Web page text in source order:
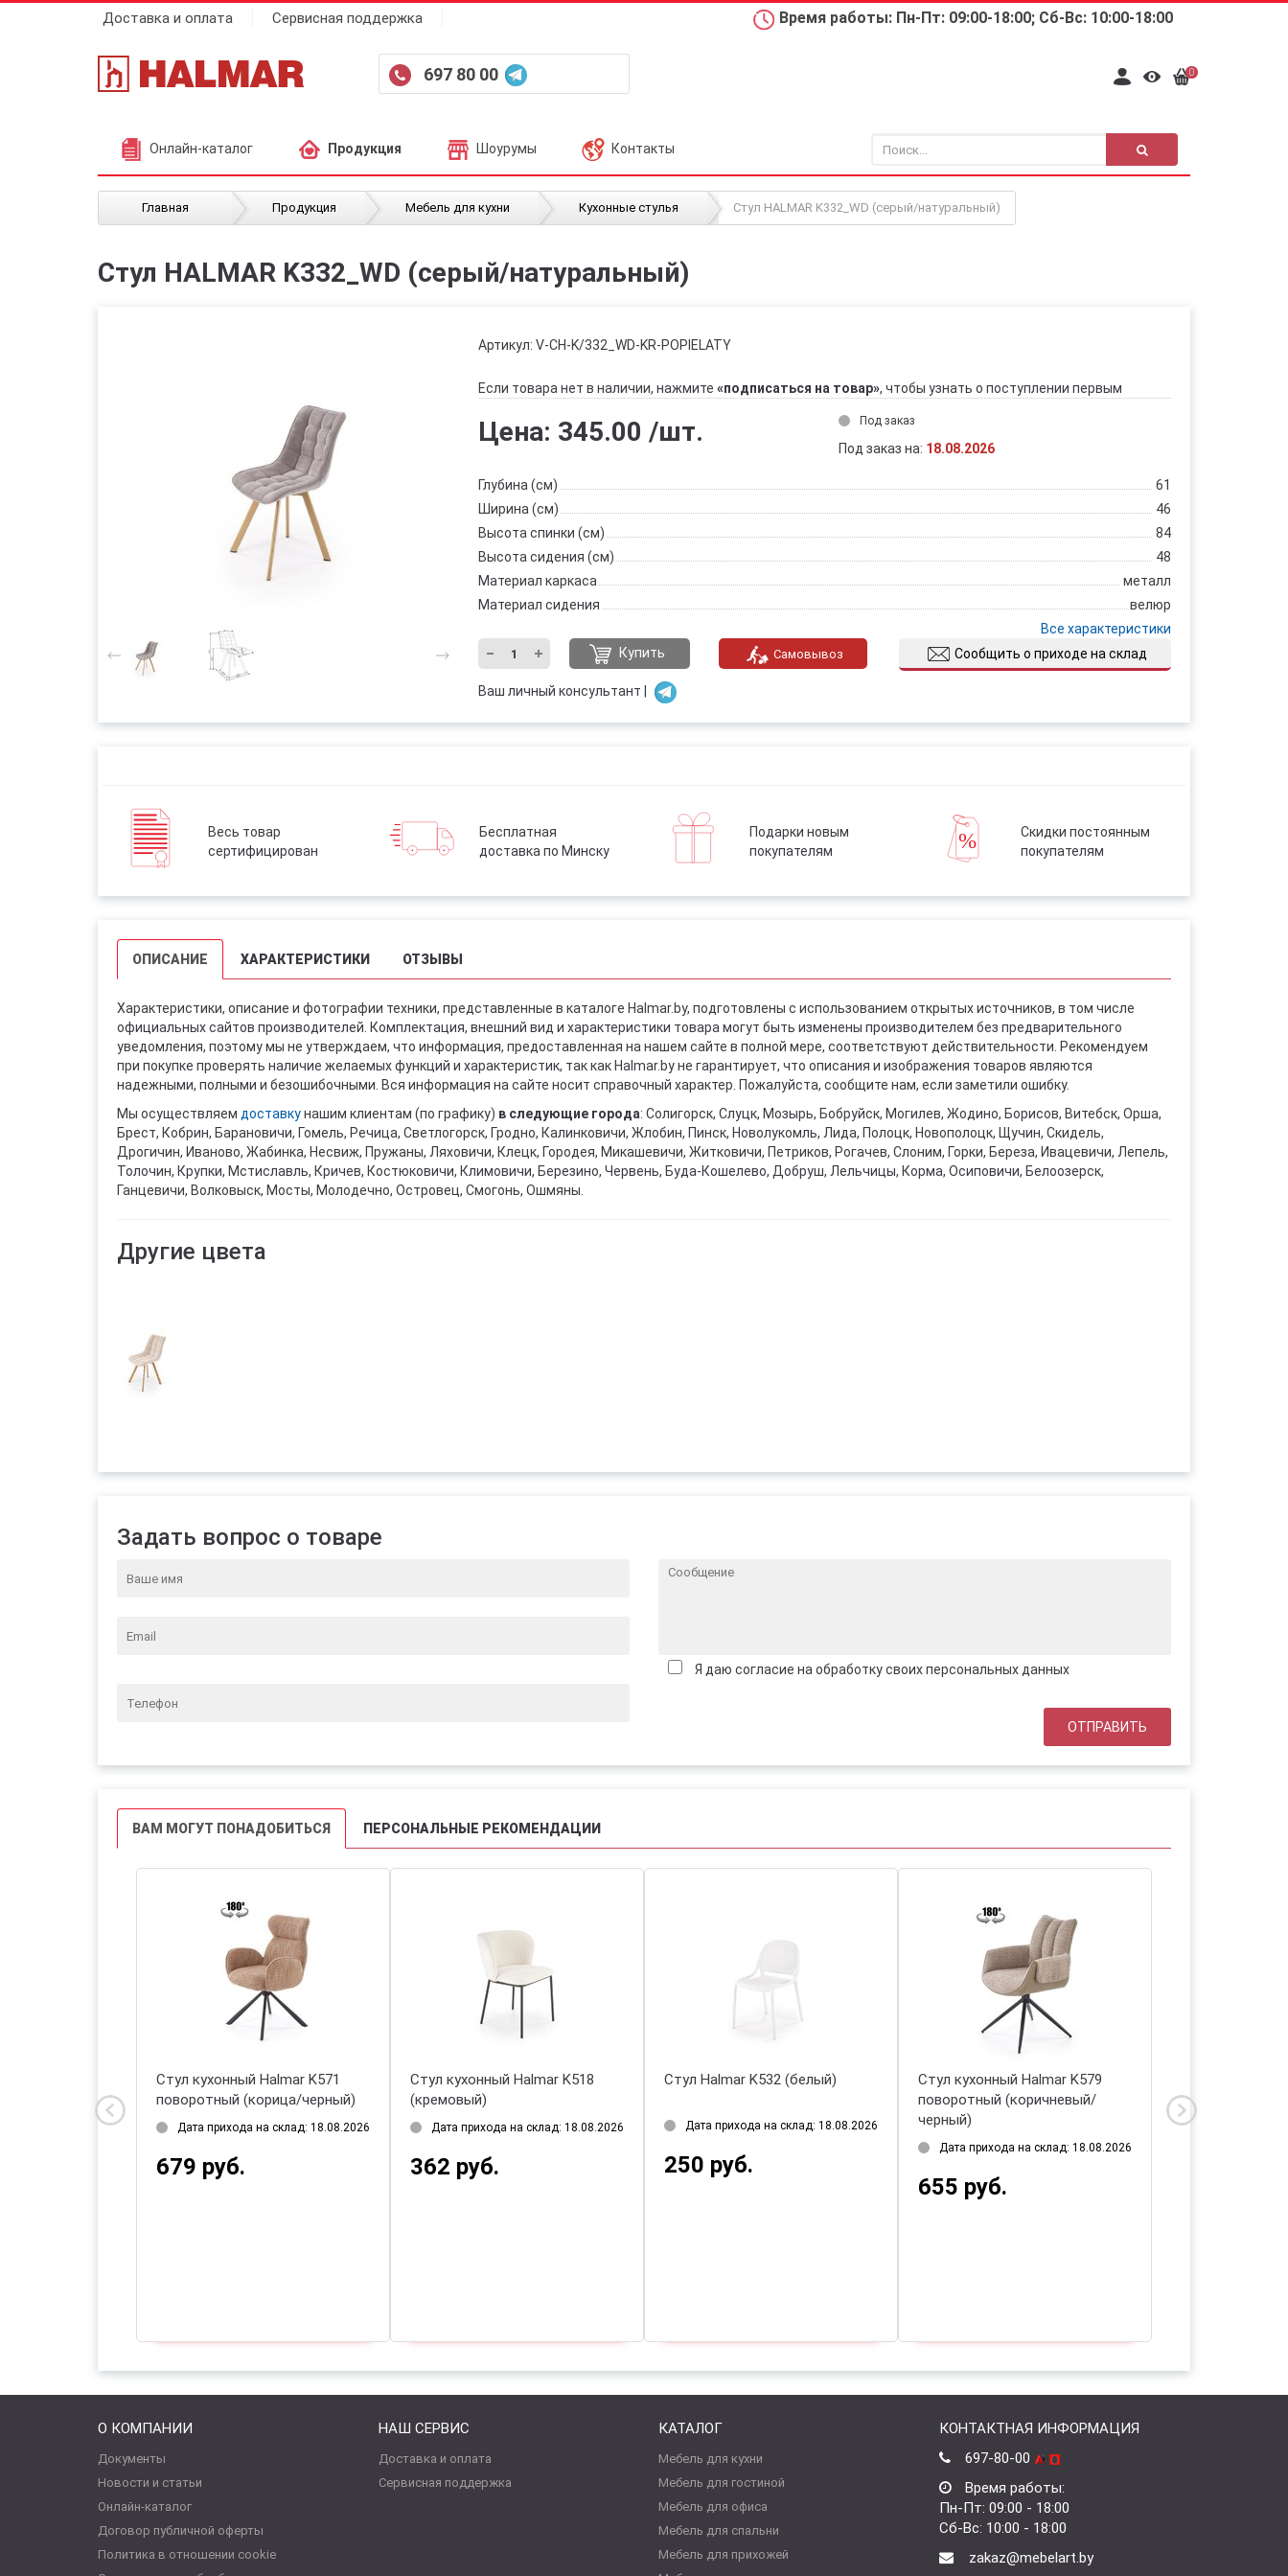
Доставка и оплата Сервисная поддержка Время работы: Пн-Пт: 09:00-18:00; Сб-Вс: 10:00-18:00
697 80 00 0
Онлайн-каталог Продукция Шоурумы Контакты
Главная / Продукция / Мебель для кухни / Кухонные стулья / Стул HALMAR K332_WD (серый/натуральный)
Стул HALMAR K332_WD (серый/натуральный)
Артикул: V-CH-K/332_WD-KR-POPIELATY
Если товара нет в наличии, нажмите «подписаться на товар», чтобы узнать о поступлении первым
Цена: 345.00 /шт. Под заказ
Под заказ на: 18.08.2026
Глубина (см)
61
Ширина (см)
46
Высота спинки (см)
84
Высота сидения (см)
48
Материал каркаса
металл
Материал сидения
велюр
Все характеристики
Купить
Самовывоз Сообщить о приходе на склад
Ваш личный консультант |
Весь товар
сертифицирован
Бесплатная
доставка по Минску
Подарки новым
покупателям
Скидки постоянным
покупателям
ОПИСАНИЕ ХАРАКТЕРИСТИКИ ОТЗЫВЫ
Характеристики, описание и фотографии техники, представленные в каталоге Halmar.by, подготовлены с использованием открытых источников, в том числе
официальных сайтов производителей. Комплектация, внешний вид и характеристики товара могут быть изменены производителем без предварительного
уведомления, поэтому мы не утверждаем, что информация, предоставленная на нашем сайте в полной мере, соответствуют действительности. Рекомендуем
при покупке проверять наличие желаемых функций и характеристик, так как Halmar.by не гарантирует, что описания и изображения товаров являются
надежными, полными и безошибочными. Вся информация на сайте носит справочный характер. Пожалуйста, сообщите нам, если заметили ошибку.
Мы осуществляем доставкунашим клиентам (по графику) в следующие города: Солигорск, Слуцк, Мозырь, Бобруйск, Могилев, Жодино, Борисов, Витебск, Орша,
Брест, Кобрин, Барановичи, Гомель, Речица, Светлогорск, Гродно, Калинковичи, Жлобин, Пинск, Новолукомль, Лида, Полоцк, Новополоцк, Щучин, Скидель,
Дрогичин, Иваново, Жабинка, Несвиж, Пружаны, Ляховичи, Клецк, Городея, Микашевичи, Житковичи, Петриков, Рогачев, Слоним, Горки, Береза, Ивацевичи, Лепель,
Толочин, Крупки, Мстиславль, Кричев, Костюковичи, Климовичи, Березино, Червень, Буда-Кошелево, Добруш, Лельчицы, Корма, Осиповичи, Белоозерск,
Ганцевичи, Волковыск, Мосты, Молодечно, Островец, Смогонь, Ошмяны.
Другие цвета
Задать вопрос о товаре
Я даю согласие на обработку своих персональных данных
ВАМ МОГУТ ПОНАДОБИТЬСЯ ПЕРСОНАЛЬНЫЕ РЕКОМЕНДАЦИИ
склад: 18.08.2026
Стул кухонный Halmar K571
поворотный (корица/черный)
Дата прихода на склад: 18.08.2026
679 руб.
Стул кухонный Halmar K518
(кремовый)
Дата прихода на склад: 18.08.2026
362 руб.
Стул Halmar K532 (белый)
Дата прихода на склад: 18.08.2026
250 руб.
Стул кухонный Halmar K579
поворотный (коричневый/
черный)
Дата прихода на склад: 18.08.2026
655 руб.
(черный/черный)
О КОМПАНИИ
Документы
Новости и статьи
Онлайн-каталог
Договор публичной оферты
Политика в отношении cookie
НАШ СЕРВИС
Доставка и оплата
Сервисная поддержка
КАТАЛОГ
Мебель для кухни
Мебель для гостиной
Мебель для офиса
Мебель для спальни
Мебель для прихожей
КОНТАКТНАЯ ИНФОРМАЦИЯ
697-80-00
Время работы:
Пн-Пт: 09:00 - 18:00
Сб-Вс: 10:00 - 18:00
zakaz@mebelart.by